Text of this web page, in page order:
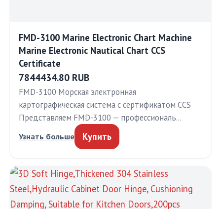
FMD-3100 Marine Electronic Chart Machine
Marine Electronic Nautical Chart CCS
Certificate
7844434.80 RUB
FMD-3100 Морская электронная
картографическая система с сертификатом CCS
Представляем FMD-3100 — профессиональ…
Узнать больше Купить